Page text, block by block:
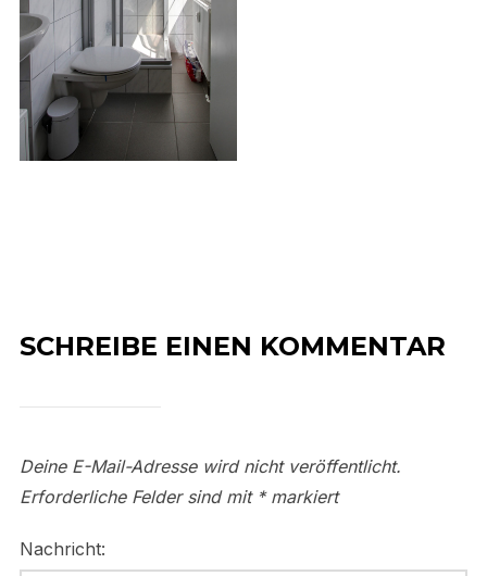
SCHREIBE EINEN KOMMENTAR
Deine E-Mail-Adresse wird nicht veröffentlicht.
Erforderliche Felder sind mit *markiert
Nachricht: